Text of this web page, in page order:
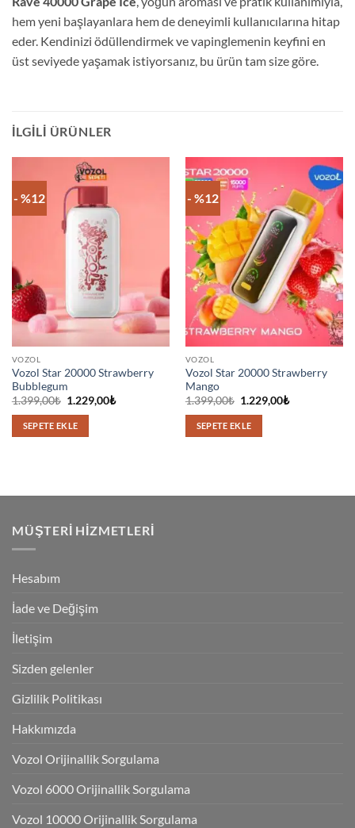
hem yeni başlayanlara hem de deneyimli kullanıcılarına hitap
eder. Kendinizi ödüllendirmek ve vapinglemenin keyfini en
üst seviyede yaşamak istiyorsanız, bu ürün tam size göre.
İLGILI ÜRÜNLER
- %12
VOZOL
Vozol Star 20000 Strawberry
Bubblegum
1.399,00₺ Orijinal
1.399,00₺.
1.229,00₺Şu
SEPETE EKLE
- %12
VOZOL
Vozol Star 20000 Strawberry
Mango
1.399,00₺ Orijinal
1.399,00₺.
1.229,00₺Şu
SEPETE EKLE
MÜŞTERI HIZMETLERI
Hesabım
İade ve Değişim
İletişim
Sizden gelenler
Gizlilik Politikası
Hakkımızda
Vozol Orijinallik Sorgulama
Vozol 6000 Orijinallik Sorgulama
Vozol 10000 Orijinallik Sorgulama